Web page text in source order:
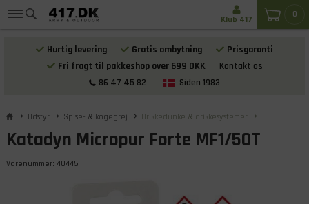
Hurtig levering Gratis ombytning
Prisgaranti
Fri fragt til pakkeshop over 699 DKK
Kontakt os
86 47 45 82
Siden 1983
0
Klub 417
Udstyr Spise- & kogegrej Drikkedunke & drikkesystemer
Katadyn Micropur Forte MF1/50T
Varenummer: 40445